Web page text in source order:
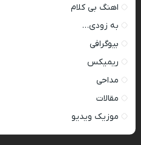
اهنگ بی کلام
به زودی…
بیوگرافی
ریمیکس
مداحی
مقالات
موزیک ویدیو